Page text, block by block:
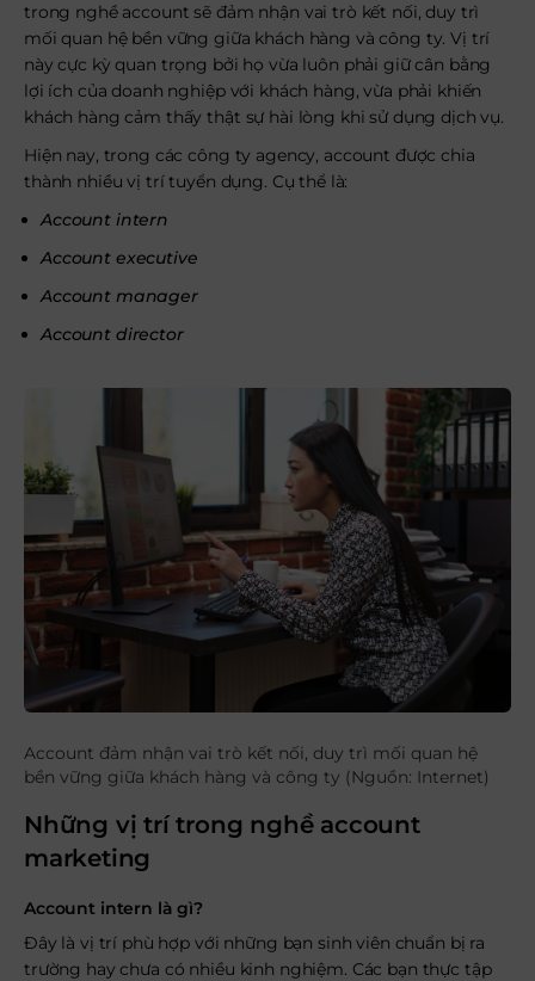
trong nghề account sẽ đảm nhận vai trò kết nối, duy trì
mối quan hệ bền vững giữa khách hàng và công ty. Vị trí
này cực kỳ quan trọng bởi họ vừa luôn phải giữ cân bằng
lợi ích của doanh nghiệp với khách hàng, vừa phải khiến
khách hàng cảm thấy thật sự hài lòng khi sử dụng dịch vụ.
Hiện nay, trong các công ty agency, account được chia
thành nhiều vị trí tuyển dụng. Cụ thể là:
Account intern
Account executive
Account manager
Account director
Account đảm nhận vai trò kết nối, duy trì mối quan hệ
bền vững giữa khách hàng và công ty (Nguồn: Internet)
Những vị trí trong nghề account
marketing
Account intern là gì?
Đây là vị trí phù hợp với những bạn sinh viên chuẩn bị ra
trường hay chưa có nhiều kinh nghiệm. Các bạn thực tập